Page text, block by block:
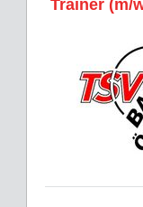
Trainer (m/